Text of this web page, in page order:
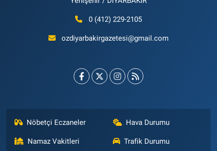
0 (412) 229-2105
ozdiyarbakirgazetesi@gmail.com
Nöbetçi Eczaneler Hava Durumu
Namaz Vakitleri Trafik Durumu